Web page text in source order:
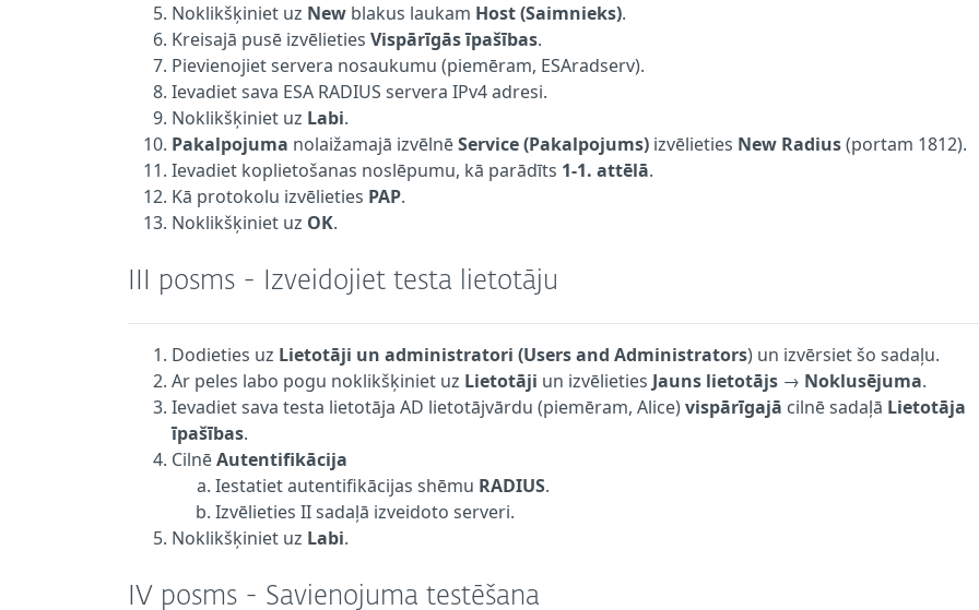
Noklikšķiniet uz New blakus laukam Host (Saimnieks).
Kreisajā pusē izvēlieties Vispārīgās īpašības.
Pievienojiet servera nosaukumu (piemēram, ESAradserv).
Ievadiet sava ESA RADIUS servera IPv4 adresi.
Noklikšķiniet uz Labi.
Pakalpojuma nolaižamajā izvēlnēService (Pakalpojums) izvēlieties New Radius(portam 1812).
Ievadiet koplietošanas noslēpumu, kā parādīts 1-1. attēlā.
Kā protokolu izvēlieties PAP.
Noklikšķiniet uz OK.
III posms - Izveidojiet testa lietotāju
Dodieties uz Lietotāji un administratori (Users and Administrators) un izvērsiet šo sadaļu.
Ar peles labo pogu noklikšķiniet uz Lietotāji un izvēlieties Jauns lietotājs → Noklusējuma.
Ievadiet sava testa lietotāja AD lietotājvārdu (piemēram, Alice)vispārīgajā cilnē sadaļā Lietotāja
īpašības.
CilnēAutentifikācija
Iestatiet autentifikācijas shēmu RADIUS.
Izvēlieties II sadaļā izveidoto serveri.
Noklikšķiniet uz Labi.
IV posms - Savienojuma testēšana